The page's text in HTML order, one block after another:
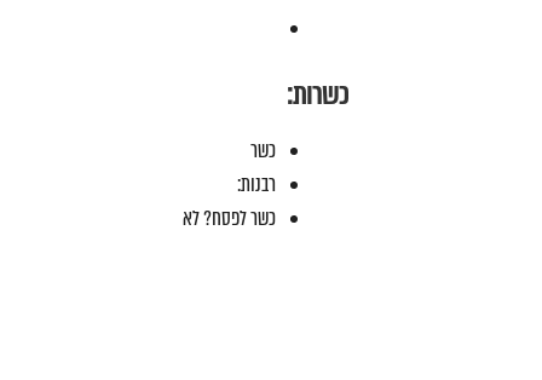
כשרות:
כשר
רבנות:
כשר לפסח? לא